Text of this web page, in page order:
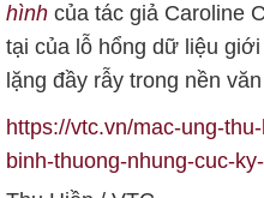
hình của tác giả Caroline
tại của lỗ hổng dữ liệu
lặng đầy rẫy trong nền
https://vtc.vn/mac-ung-
binh-thuong-nhung-cuc-